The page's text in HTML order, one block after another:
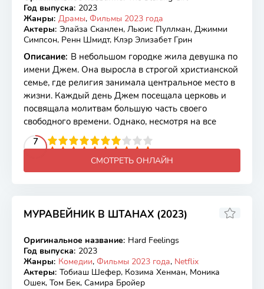
Год выпуска: 2023
Жанры: Драмы, Фильмы 2023 года
Актеры: Элайза Сканлен, Льюис Пуллман, Джимми
Симпсон, Ренн Шмидт, Клэр Элизабет Грин
Описание: В небольшом городке жила девушка по
имени Джем. Она выросла в строгой христианской
семье, где религия занимала центральное место в
жизни. Каждый день Джем посещала церковь и
посвящала молитвам большую часть своего
свободного времени. Однако, несмотря на все
7
4 5 6 7 8 9 10
СМОТРЕТЬ ОНЛАЙН
МУРАВЕЙНИК В ШТАНАХ (2023)
WEB-DL
5.19 4.8
Оригинальное название: Hard Feelings
Год выпуска: 2023
Жанры: Комедии, Фильмы 2023 года, Netflix
Актеры: Тобиаш Шефер, Козима Хенман, Моника
Ошек, Том Бек, Самира Бройер